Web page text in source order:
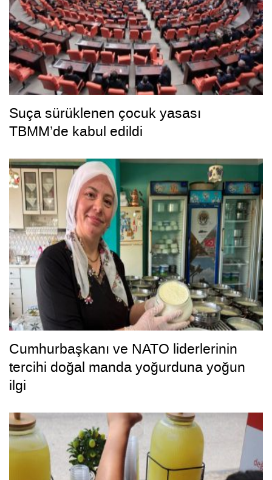
Suça sürüklenen çocuk yasası
TBMM’de kabul edildi
Cumhurbaşkanı ve NATO liderlerinin
tercihi doğal manda yoğurduna yoğun
ilgi